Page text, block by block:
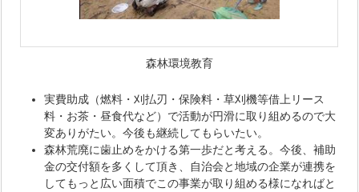
森林環境教育
実費助成（燃料・刈払刃・保険料・草刈機等借上リース
料・お茶・昼食代など）で活動が円滑に取り組めるので大
変ありがたい。今後も継続してもらいたい。
森林荒廃に歯止めをかける第一歩だと考える。今後、補助
金の交付額を多くして頂き、自治会と地域の企業が連携を
してもっと広い面積でこの事業が取り組める様になればと